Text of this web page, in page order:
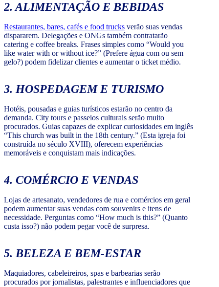
2. ALIMENTAÇÃO E BEBIDAS
Restaurantes, bares, cafés e food trucks verão suas vendas
dispararem. Delegações e ONGs também contratarão
catering e coffee breaks. Frases simples como “Would you
like water with or without ice?” (Prefere água com ou sem
gelo?) podem fidelizar clientes e aumentar o ticket médio.
3. HOSPEDAGEM E TURISMO
Hotéis, pousadas e guias turísticos estarão no centro da
demanda. City tours e passeios culturais serão muito
procurados. Guias capazes de explicar curiosidades em inglês
“This church was built in the 18th century.” (Esta igreja foi
construída no século XVIII), oferecem experiências
memoráveis e conquistam mais indicações.
4. COMÉRCIO E VENDAS
Lojas de artesanato, vendedores de rua e comércios em geral
podem aumentar suas vendas com souvenirs e itens de
necessidade. Perguntas como “How much is this?” (Quanto
custa isso?) não podem pegar você de surpresa.
5. BELEZA E BEM-ESTAR
Maquiadores, cabeleireiros, spas e barbearias serão
procurados por jornalistas, palestrantes e influenciadores que